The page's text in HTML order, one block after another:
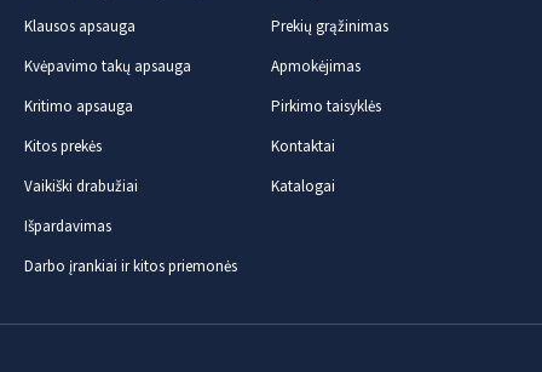
Klausos apsauga
Kvėpavimo takų apsauga
Kritimo apsauga
Kitos prekės
Vaikiški drabužiai
Išpardavimas
Darbo įrankiai ir kitos priemonės
Prekių grąžinimas
Apmokėjimas
Pirkimo taisyklės
Kontaktai
Katalogai